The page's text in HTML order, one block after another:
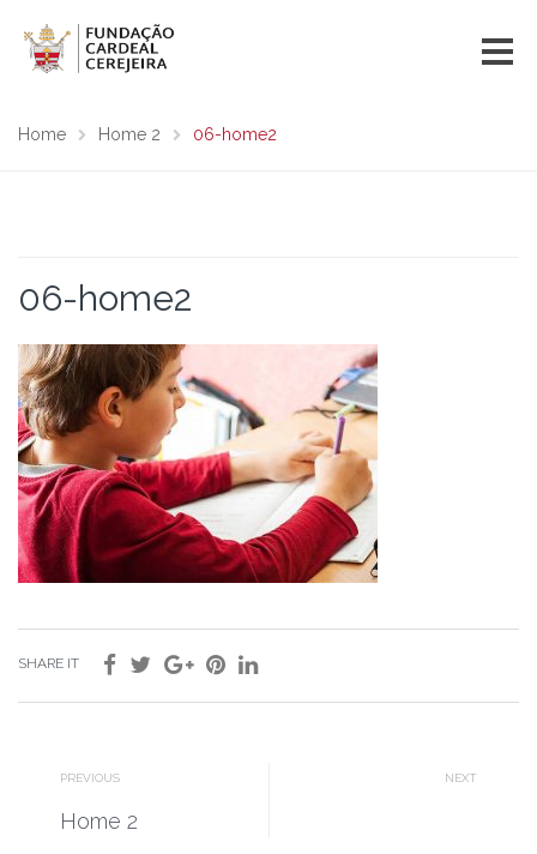
Home Home 2 06-home2
06-home2
SHARE IT
PREVIOUS
Home 2
NEXT